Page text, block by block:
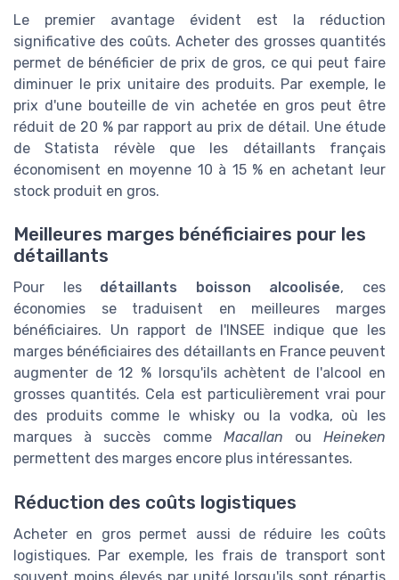
Le premier avantage évident est la réduction
significative des coûts. Acheter des grosses quantités
permet de bénéficier de prix de gros, ce qui peut faire
diminuer le prix unitaire des produits. Par exemple, le
prix d'une bouteille devin achetée en gros peut être
réduit de 20 % par rapport au prix de détail. Une étude
deStatista révèle que les détaillants français
économisent en moyenne 10 à 15 % en achetant leur
stock produit en gros.
Meilleures marges bénéficiaires pour les
détaillants
Pour les détaillants boisson alcoolisée, ces
économies se traduisent en meilleures marges
bénéficiaires. Un rapport de l' INSEE indique que les
marges bénéficiaires des détaillants en France peuvent
augmenter de 12 % lorsqu'ils achètent de l'alcool en
grosses quantités. Cela est particulièrement vrai pour
des produits comme le whiskyou la vodka, où les
marques à succès comme Macallan ouHeineken
permettent des marges encore plus intéressantes.
Réduction des coûts logistiques
Acheter en gros permet aussi de réduire les coûts
logistiques. Par exemple, les frais de transport sont
souvent moins élevés par unité lorsqu'ils sont répartis